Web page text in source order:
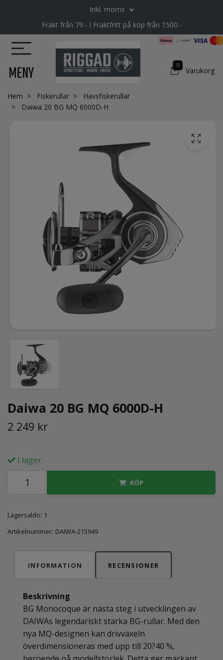
Inkl. moms
Frakt från 79:- I Fraktfritt på köp från 1500:-
MENY 0
Varukorg
Hem Fiskerullar
Havsfiskerullar
Daiwa 20 BG MQ 6000D-H
Daiwa 20 BG MQ 6000D-H
2 249 kr
I lager.
KÖP
Lagersaldo: 1
Artikelnummer: DAIWA-215949
INFORMATION RECENSIONER
Beskrivning
BG Monocoque är nästa steg i utvecklingen av
DAIWAs legendariskt starka BG-rullar. Med den
nya MQ-designen kan drivväxeln
överdimensioneras med upp till 20?40 %,